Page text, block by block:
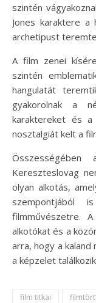
szintén
Jones karaktere
archetipust
A film zenei
szintén
hangulatát
gyakorolnak a
karaktereket és a
nosztalgiát kelt a
Kereszteslovag
olyan alkotás,
szempontjából
filmművészetre.
alkotókat és a
arra, hogy a
a képzelet
film titkai